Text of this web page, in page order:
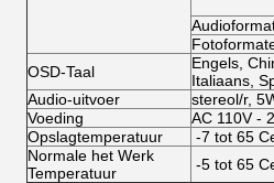
OSD-Taal
Engels,
Italiaans,
Audio-uitvoer
stereol/r,
Voeding
AC 110V -
Opslagtemperatuur
-7 tot 65
Normale het Werk
Temperatuur
-5 tot 65